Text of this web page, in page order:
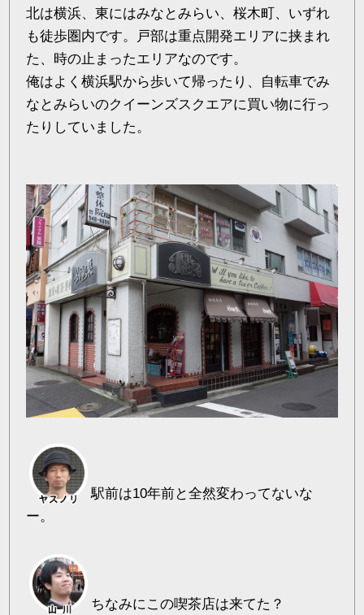
北は横浜、東にはみなとみらい、桜木町、いずれ
も徒歩圏内です。戸部は重点開発エリアに挟まれ
た、時の止まったエリアなのです。
俺はよく横浜駅から歩いて帰ったり、自転車でみ
なとみらいのクイーンズスクエアに買い物に行っ
たりしていました。
駅前は10年前と全然変わってないな
ー。
ちなみにこの喫茶店は来てた？